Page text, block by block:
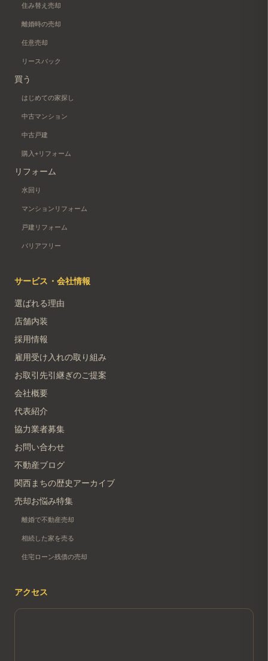
住み替え売却
離婚時の売却
任意売却
リースバック
買う
はじめての家探し
中古マンション
中古戸建
購入+リフォーム
リフォーム
水回り
マンションリフォーム
戸建リフォーム
バリアフリー
サービス・会社情報
選ばれる理由
店舗内装
採用情報
雇用受け入れの取り組み
お取引先引継ぎのご提案
会社概要
代表紹介
協力業者募集
お問い合わせ
不動産ブログ
関西まちの歴史アーカイブ
売却お悩み特集
離婚で不動産売却
相続した家を売る
住宅ローン残債の売却
アクセス